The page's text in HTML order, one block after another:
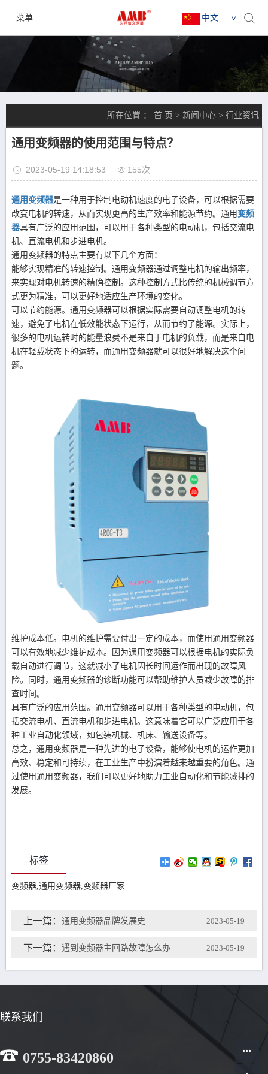
菜单 中文
所在位置 ：首 页 >新闻中心 >行业资讯
通用变频器的使用范围与特点？
2023-05-19 14:18:53 155次
通用变频器是一种用于控制电动机速度的电子设备，可以根据需要
改变电机的转速，从而实现更高的生产效率和能源节约。通用 变频
器具有广泛的应用范围，可以用于各种类型的电动机，包括交流电
机、直流电机和步进电机。
通用变频器的特点主要有以下几个方面：
能够实现精准的转速控制。通用变频器通过调整电机的输出频率，
来实现对电机转速的精确控制。这种控制方式比传统的机械调节方
式更为精准，可以更好地适应生产环境的变化。
可以节约能源。通用变频器可以根据实际需要自动调整电机的转
速，避免了电机在低效能状态下运行，从而节约了能源。实际上，
很多的电机运转时的能量浪费不是来自于电机的负载，而是来自电
机在轻载状态下的运转，而通用变频器就可以很好地解决这个问
题。
维护成本低。电机的维护需要付出一定的成本，而使用通用变频器
可以有效地减少维护成本。因为通用变频器可以根据电机的实际负
载自动进行调节，这就减小了电机因长时间运作而出现的故障风
险。同时，通用变频器的诊断功能可以帮助维护人员减少故障的排
查时间。
具有广泛的应用范围。通用变频器可以用于各种类型的电动机，包
括交流电机、直流电机和步进电机。这意味着它可以广泛应用于各
种工业自动化领域，如包装机械、机床、输送设备等。
总之，通用变频器是一种先进的电子设备，能够使电机的运作更加
高效、稳定和可持续，在工业生产中扮演着越来越重要的角色。通
过使用通用变频器，我们可以更好地助力工业自动化和节能减排的
发展。
标签
变频器,通用变频器,变频器厂家
上一篇： 通用变频器品牌发展史 2023-05-19
下一篇： 遇到变频器主回路故障怎么办 2023-05-19
联系我们
0755-83420860